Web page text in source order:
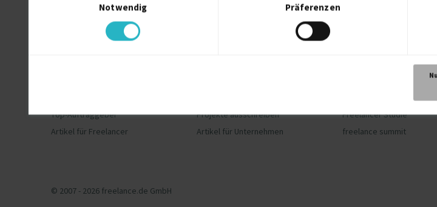
Notwendig
Präferenzen
Top-Auftraggeber
Artikel für Freelancer
Projekte ausschreiben
Artikel für Unternehmen
Freelancer Studie
freelance summit
© 2007 - 2026 freelance.de GmbH